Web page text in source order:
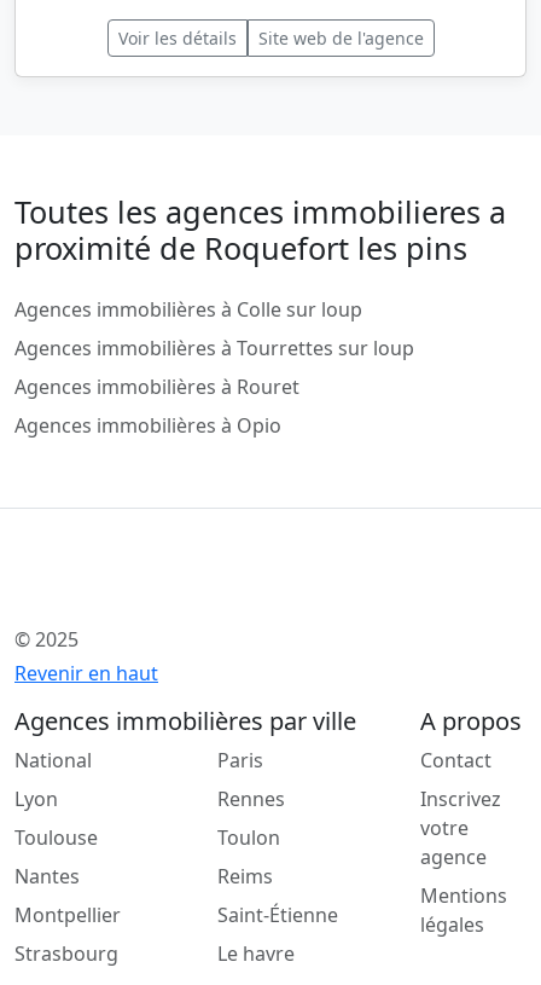
Voir les détails Site web de l'agence
Toutes les agences immobilieres a
proximité de Roquefort les pins
Agences immobilières à Colle sur loup
Agences immobilières à Tourrettes sur loup
Agences immobilières à Rouret
Agences immobilières à Opio
© 2025
Revenir en haut
Agences immobilières par ville
National
Lyon
Toulouse
Nantes
Montpellier
Strasbourg
Paris
Rennes
Toulon
Reims
Saint-Étienne
Le havre
A propos
Contact
Inscrivez
votre
agence
Mentions
légales